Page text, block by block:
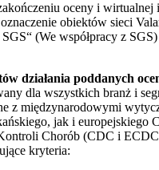
oceny i wirtualnej
obiektów sieci
(We współpracy z
działania poddanych
dla wszystkich branż i
z międzynarodowymi
jak i europejskiego
Chorób (CDC i
kryteria: